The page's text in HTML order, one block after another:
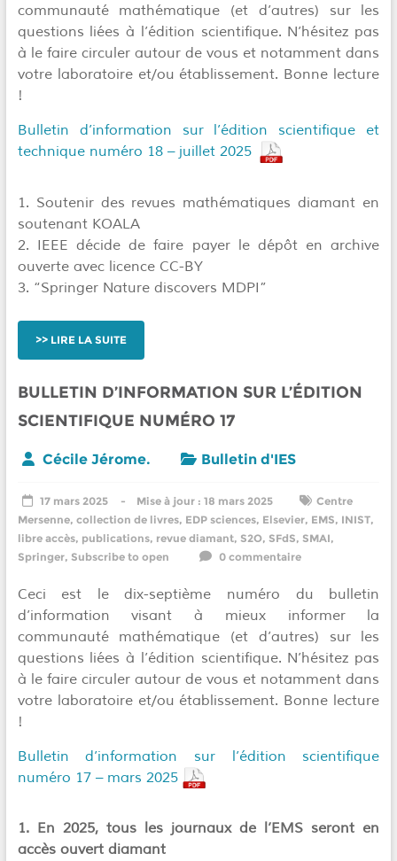
communauté mathématique (et d’autres) sur les
questions liées à l’édition scientifique. N’hésitez pas
à le faire circuler autour de vous et notamment dans
votre laboratoire et/ou établissement. Bonne lecture
!
Bulletin d’information sur l’édition scientifique et
technique numéro 18 – juillet 2025
1. Soutenir des revues mathématiques diamant en
soutenant KOALA
2. IEEE décide de faire payer le dépôt en archive
ouverte avec licence CC-BY
3. “Springer Nature discovers MDPI”
LIRE LA SUITE
BULLETIN D’INFORMATION SUR L’ÉDITION
SCIENTIFIQUE NUMÉRO 17
Cécile Jérome. Bulletin d'IES
17 mars 2025 18 mars 2025
Centre
Mersenne, collection de livres, EDP sciences, Elsevier, EMS, INIST,
libre accès, publications, revue diamant, S2O, SFdS, SMAI,
Springer, Subscribe to open 0 commentaire
Ceci est le dix-septième numéro du bulletin
d’information visant à mieux informer la
communauté mathématique (et d’autres) sur les
questions liées à l’édition scientifique. N’hésitez pas
à le faire circuler autour de vous et notamment dans
votre laboratoire et/ou établissement. Bonne lecture
!
Bulletin d’information sur l’édition scientifique
numéro 17 – mars 2025
1. En 2025, tous les journaux de l’EMS seront en
accès ouvert diamant